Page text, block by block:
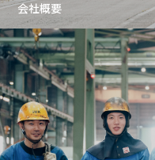
会社概要